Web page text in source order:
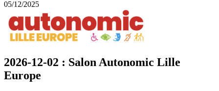
05/12/2025
2026-12-02 : Salon Autonomic Lille
Europe